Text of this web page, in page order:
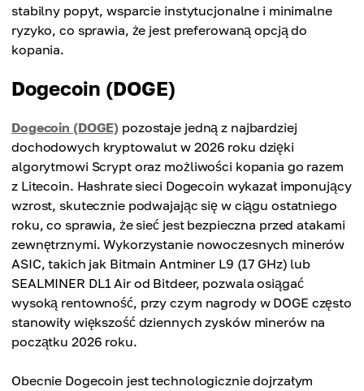
stabilny popyt, wsparcie instytucjonalne i minimalne
ryzyko, co sprawia, że jest preferowaną opcją do
kopania.
Dogecoin (DOGE)
Dogecoin (DOGE) pozostaje jedną z najbardziej
dochodowych kryptowalut w 2026 roku dzięki
algorytmowi Scrypt oraz możliwości kopania go razem
z Litecoin. Hashrate sieci Dogecoin wykazał imponujący
wzrost, skutecznie podwajając się w ciągu ostatniego
roku, co sprawia, że sieć jest bezpieczna przed atakami
zewnętrznymi. Wykorzystanie nowoczesnych minerów
ASIC, takich jak Bitmain Antminer L9 (17 GHz) lub
SEALMINER DL1 Air od Bitdeer, pozwala osiągać
wysoką rentowność, przy czym nagrody w DOGE często
stanowiły większość dziennych zysków minerów na
początku 2026 roku.
Obecnie Dogecoin jest technologicznie dojrzałym